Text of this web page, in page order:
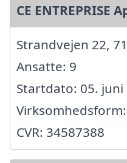
CE ENTREPRISE
Strandvejen 22,
Ansatte: 9
Startdato: 05. juni
CVR: 34587388